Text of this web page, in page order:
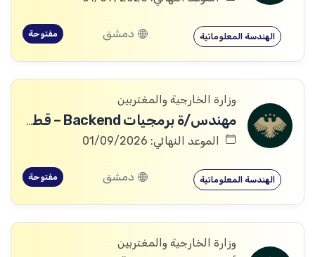
الهندسة المعلوماتية دمشق مفتوحة
وزارة الخارجية والمغتربين
مهندس/ة برمجيات Backend – قطاع التحول الرقمي
الموعد النهائي: 01/09/2026
الهندسة المعلوماتية دمشق مفتوحة
وزارة الخارجية والمغتربين